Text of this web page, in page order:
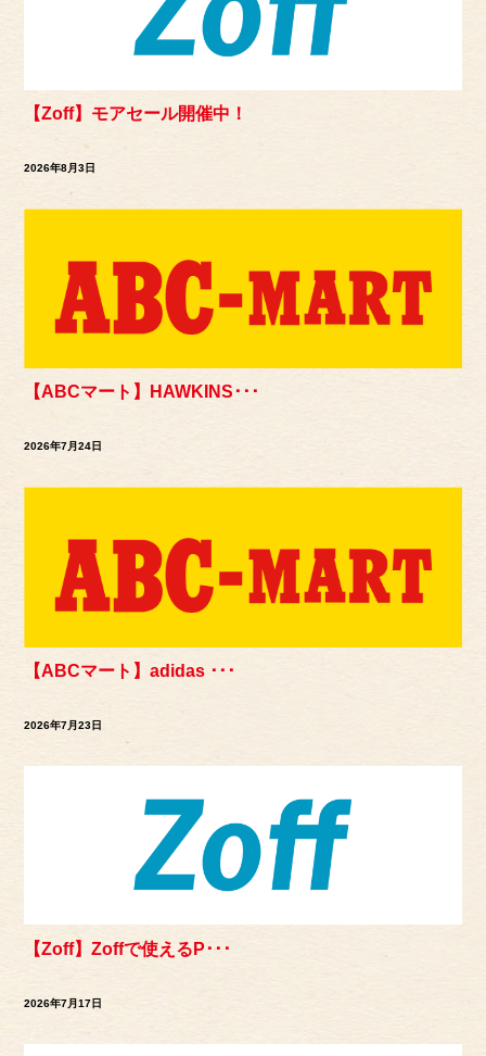
【Zoff】モアセール開催中！
2026年8月3日
【ABCマート】HAWKINS･･･
2026年7月24日
【ABCマート】adidas ･･･
2026年7月23日
【Zoff】Zoffで使えるP･･･
2026年7月17日